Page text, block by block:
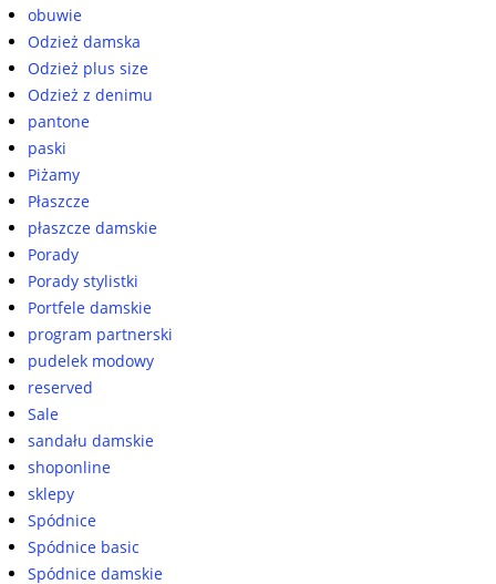
obuwie
Odzież damska
Odzież plus size
Odzież z denimu
pantone
paski
Piżamy
Płaszcze
płaszcze damskie
Porady
Porady stylistki
Portfele damskie
program partnerski
pudelek modowy
reserved
Sale
sandału damskie
shoponline
sklepy
Spódnice
Spódnice basic
Spódnice damskie